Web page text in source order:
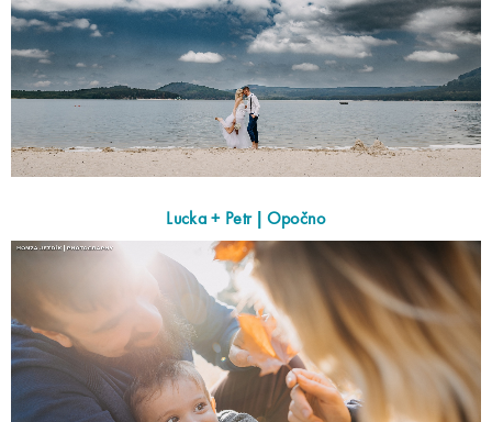
Lucka + Petr | Opočno